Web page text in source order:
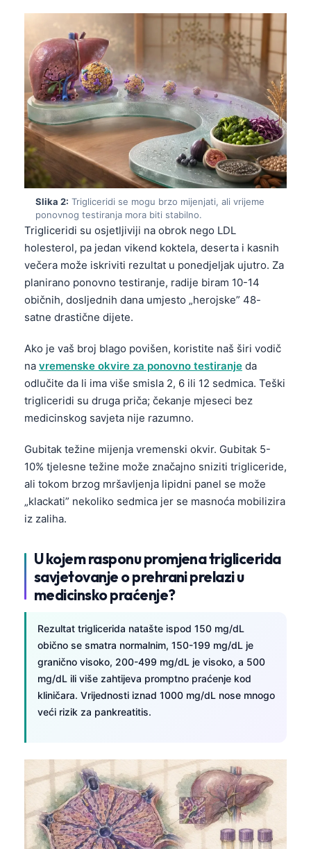
Slika 2: Trigliceridi se mogu brzo mijenjati, ali vrijeme
ponovnog testiranja mora biti stabilno.
Trigliceridi su osjetljiviji na obrok nego LDL
holesterol, pa jedan vikend koktela, deserta i kasnih
večera može iskriviti rezultat u ponedjeljak ujutro. Za
planirano ponovno testiranje, radije biram 10-14
običnih, dosljednih dana umjesto „herojske” 48-
satne drastične dijete.
Ako je vaš broj blago povišen, koristite naš širi vodič
na vremenske okvire za ponovno testiranje da
odlučite da li ima više smisla 2, 6 ili 12 sedmica. Teški
trigliceridi su druga priča; čekanje mjeseci bez
medicinskog savjeta nije razumno.
Gubitak težine mijenja vremenski okvir. Gubitak 5-
10% tjelesne težine može značajno sniziti trigliceride,
ali tokom brzog mršavljenja lipidni panel se može
„klackati” nekoliko sedmica jer se masnoća mobilizira
iz zaliha.
U kojem rasponu promjena triglicerida
savjetovanje o prehrani prelazi u
medicinsko praćenje?
Rezultat triglicerida natašte ispod 150 mg/dL
obično se smatra normalnim, 150-199 mg/dL je
granično visoko, 200-499 mg/dL je visoko, a 500
mg/dL ili više zahtijeva promptno praćenje kod
kliničara. Vrijednosti iznad 1000 mg/dL nose mnogo
veći rizik za pankreatitis.